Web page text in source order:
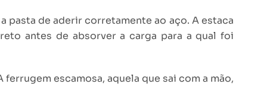
pasta de aderir corretamente ao aço. A estaca
antes de absorver a carga para a qual foi
escamosa, aquela que sai com a mão,